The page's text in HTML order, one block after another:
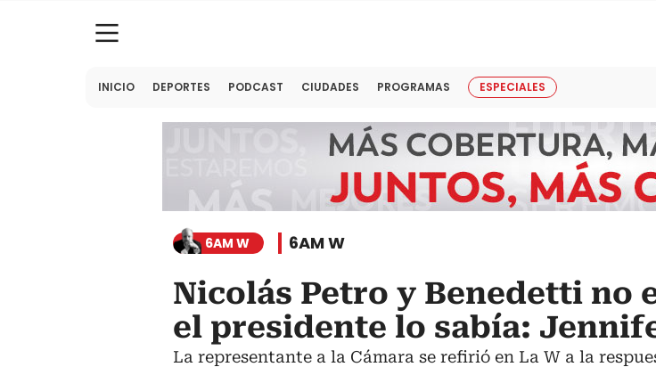
INICIO DEPORTES PODCAST CIUDADES PROGRAMAS ESPECIALES
6AM W 6AM W
Nicolás Petro y Benedetti no
el presidente lo sabía:
La representante a la Cámara se refirió en La W a la